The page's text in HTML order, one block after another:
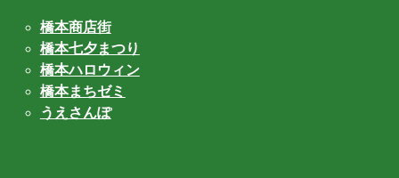
橋本商店街
橋本七夕まつり
橋本ハロウィン
橋本まちゼミ
うえさんぽ